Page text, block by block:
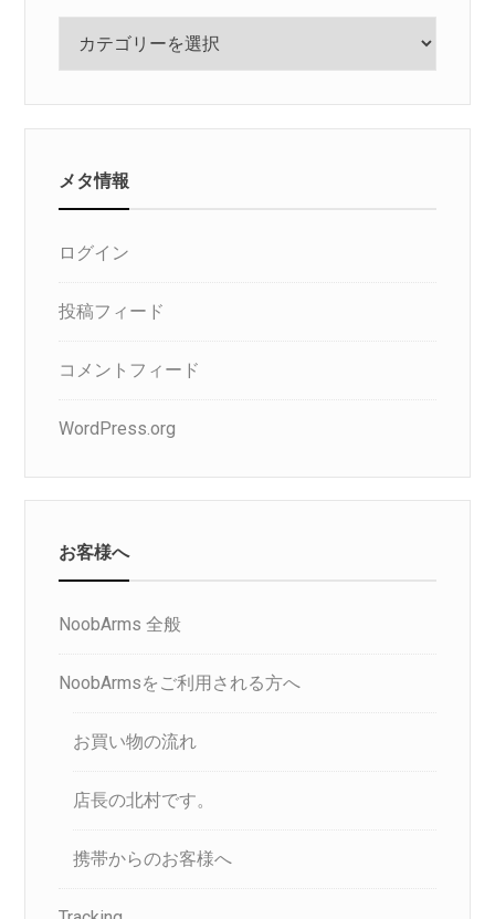
メタ情報
ログイン
投稿フィード
コメントフィード
WordPress.org
お客様へ
NoobArms 全般
NoobArmsをご利用される方へ
お買い物の流れ
店長の北村です。
携帯からのお客様へ